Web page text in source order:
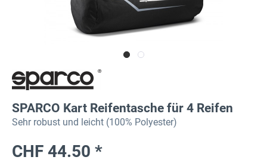
SPARCO Kart Reifentasche für 4 Reifen
Sehr robust und leicht (100% Polyester)
CHF 44.50 *